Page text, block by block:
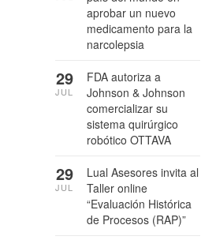
aprobar un nuevo
medicamento para la
narcolepsia
FDA autoriza a
Johnson & Johnson
comercializar su
sistema quirúrgico
robótico OTTAVA
29
JUL
Lual Asesores invita al
Taller online
“Evaluación Histórica
de Procesos (RAP)”
29
JUL